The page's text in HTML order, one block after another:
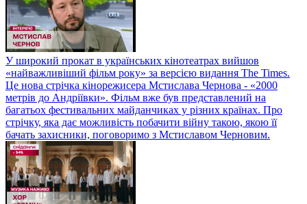
У широкий прокат в українських кінотеатрах вийшов
«найважливіший фільм року» за версією видання The Times.
Це нова стрічка кінорежисера Мстислава Чернова - «2000
метрів до Андріївки». Фільм вже був представлений на
багатьох фестивальних майданчиках у різних країнах. Про
стрічку, яка дає можливість побачити війну такою, якою її
бачать захисники, поговоримо з Мстиславом Черновим.